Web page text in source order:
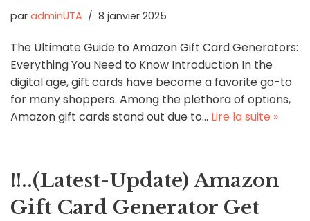
par adminUTA 8 janvier 2025
The Ultimate Guide to Amazon Gift Card Generators:
Everything You Need to Know Introduction In the
digital age, gift cards have become a favorite go-to
for many shoppers. Among the plethora of options,
Amazon gift cards stand out due to… Lire la suite »
!!..(Latest-Update) Amazon
Gift Card Generator Get